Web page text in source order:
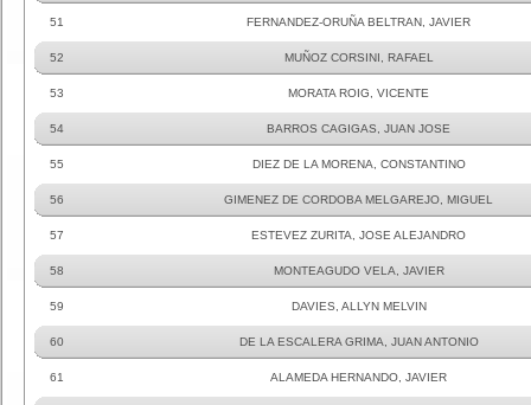
51 FERNANDEZ-ORUÑA BELTRAN, JAVIER
52 MUÑOZ CORSINI, RAFAEL
53 MORATA ROIG, VICENTE
54 BARROS CAGIGAS, JUAN JOSE
55 DIEZ DE LA MORENA, CONSTANTINO
56 GIMENEZ DE CORDOBA MELGAREJO, MIGUEL
57 ESTEVEZ ZURITA, JOSE ALEJANDRO
58 MONTEAGUDO VELA, JAVIER
59 DAVIES, ALLYN MELVIN
60 DE LA ESCALERA GRIMA, JUAN ANTONIO
61 ALAMEDA HERNANDO, JAVIER